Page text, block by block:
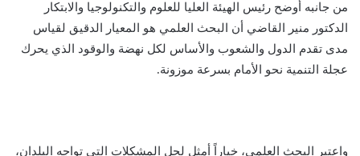
من جانبه أوضح رئيس الهيئة العليا للعلوم والتكنولوجيا والابتكار
الدكتور منير القاضي أن البحث العلمي هو المعيار الدقيق لقياس
مدى تقدم الدول والشعوب والأساس لكل نهضة والوقود الذي يحرك
عجلة التنمية نحو الأمام بسرعة موزونة.
واعتبر البحث العلمي، خياراً أمثل لحل المشكلات التي تواجه البلدان،